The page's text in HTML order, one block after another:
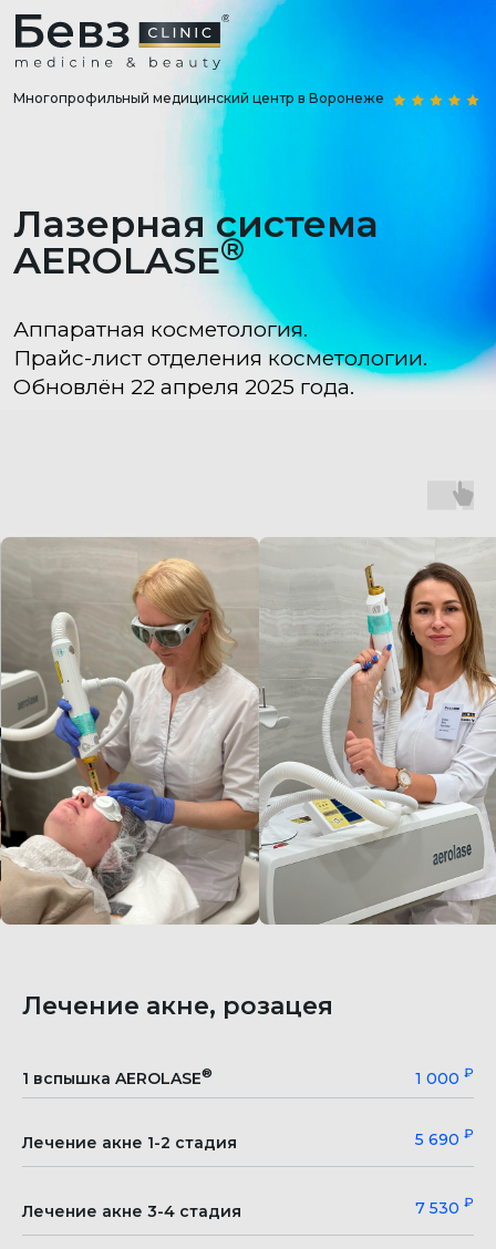
Многопрофильный медицинский центр в Воронеже
Лазерная система
AEROLASE ®
Аппаратная косметология.
Прайс-лист отделения косметологии.
Обновлён 22 апреля 2025 года.
Лечение акне, розацея
1 вспышка AEROLASE® 1 000 ₽
Лечение акне 1-2 стадия 5 690 ₽
Лечение акне 3-4 стадия 7 530 ₽